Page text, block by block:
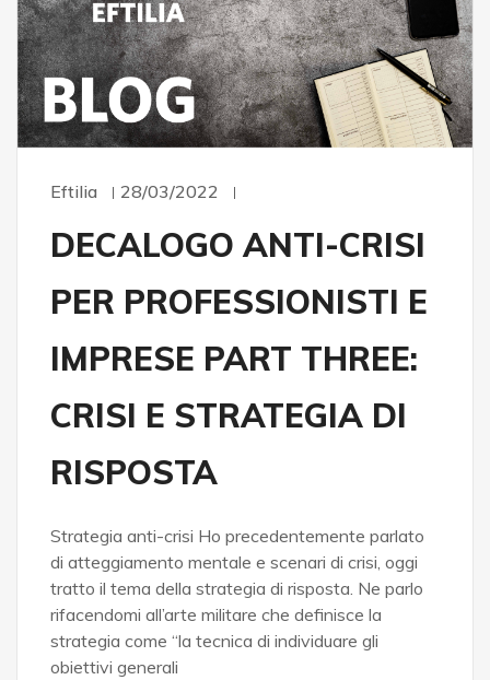
Eftilia 28/03/2022
DECALOGO ANTI-CRISI
PER PROFESSIONISTI E
IMPRESE PART THREE:
CRISI E STRATEGIA DI
RISPOSTA
Strategia anti-crisi Ho precedentemente parlato
di atteggiamento mentale e scenari di crisi, oggi
tratto il tema della strategia di risposta. Ne parlo
rifacendomi all’arte militare che definisce la
strategia come “la tecnica di individuare gli
obiettivi generali